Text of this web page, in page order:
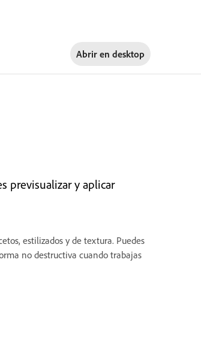
Abrir en desktop
previsualizar y aplicar
estilizados y de textura. Puedes
no destructiva cuando trabajas